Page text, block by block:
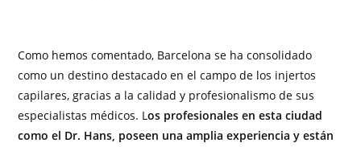
Como hemos comentado, Barcelona se ha consolidado
como un destino destacado en el campo de los injertos
capilares, gracias a la calidad y profesionalismo de sus
especialistas médicos. Los profesionales en esta ciudad
como el Dr. Hans, poseen una amplia experiencia y están